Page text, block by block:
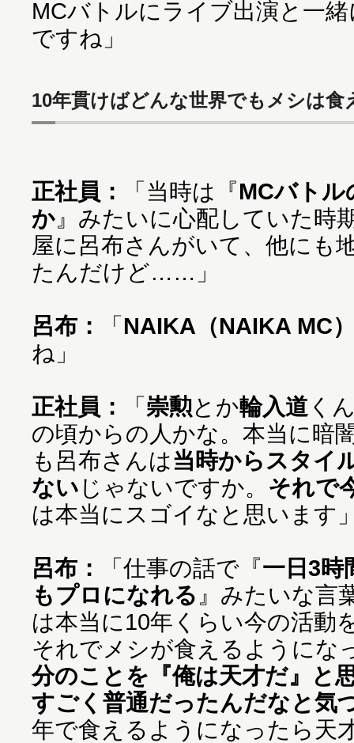
MCバトルにライブ出演と一
ですね」
10年貫けばどんな世界でもメシは食
正社員： 「当時は『MCバトル
か 』みたいに心配していた時
屋に呂布さんがいて、他にも
たんだけど……」
呂布： 「NAIKA（NAIKA MC
ね」
正社員： 「崇勲とか輪入道 く
の頃からの人かな。本当に暗
も呂布さんは当時からスタイ
ない じゃないですか。 それで
は本当にスゴイなと思います
呂布： 「仕事の話で『一日3時
もプロになれる 』みたいな言
は本当に10年くらい今の活動
それでメシが食えるようにな
分のことを『俺は天才だ』と
すごく普通だったんだなと気
年で食えるようになったら天